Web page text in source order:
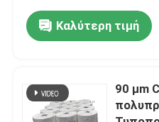
Φόρμα συρρίκνωσης PE
το PVC συρρικνώνεται
Καλύτερη τιμή
90 μm